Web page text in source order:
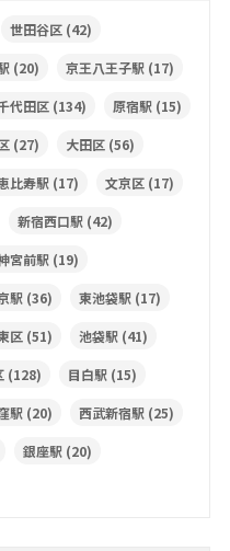
世田谷区(42)
(20) 京王八王子駅(17)
代田区(134) 原宿駅(15)
(27) 大田区(56)
比寿駅(17) 文京区(17)
新宿西口駅(42)
宮前駅(19)
駅(36) 東池袋駅(17)
区(51) 池袋駅(41)
(128) 目白駅(15)
駅(20) 西武新宿駅(25)
銀座駅(20)